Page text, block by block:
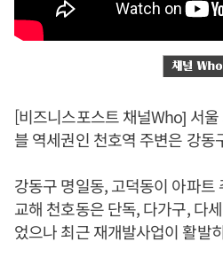
[비즈니스포스트 채널Who] 서
블 역세권인 천호역 주변은 강동
강동구 명일동, 고덕동이 아파트
교해 천호동은 단독, 다가구, 다
었으나 최근 재개발사업이 활발